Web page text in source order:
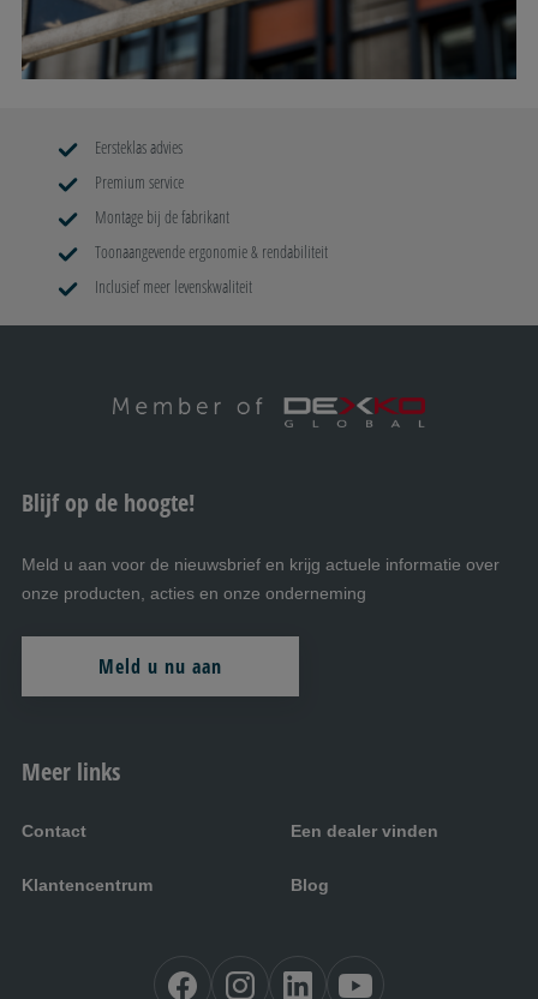
Eersteklas advies
Premium service
Montage bij de fabrikant
Toonaangevende ergonomie & rendabiliteit
Inclusief meer levenskwaliteit
Meer links
Contact Een dealer vinden
Klantencentrum Blog
Blijf op de hoogte!
Meld u aan voor de nieuwsbrief en krijg actuele informatie over
onze producten, acties en onze onderneming
Meld u nu aan